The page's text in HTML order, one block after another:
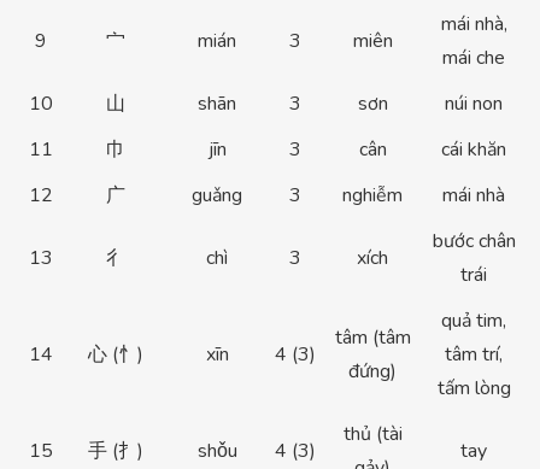
9 宀 mián 3 miên
mái nhà,
mái che
10
山 shān 3 sơn
núi non
11
巾 jīn 3 cân
cái khăn
12
广 guǎng 3 nghiễm mái nhà
13 彳 chì 3 xích
bước chân
trái
14 心 (忄) xīn 4 (3)
tâm (tâm
đứng)
quả tim,
tâm trí,
tấm lòng
15 手 (扌) shǒu 4 (3)
thủ (tài
tay